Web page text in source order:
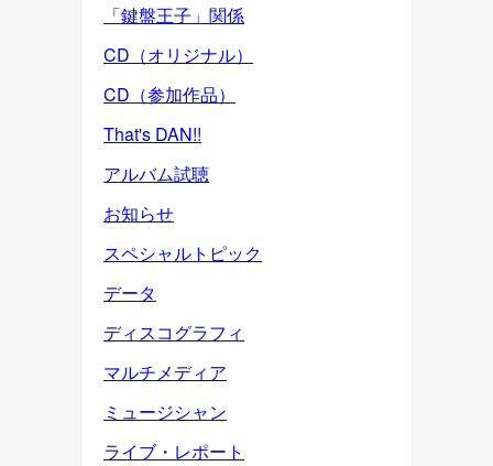
「鍵盤王子」関係
CD（オリジナル）
CD（参加作品）
That's DAN!!
アルバム試聴
お知らせ
スペシャルトピック
データ
ディスコグラフィ
マルチメディア
ミュージシャン
ライブ・レポート